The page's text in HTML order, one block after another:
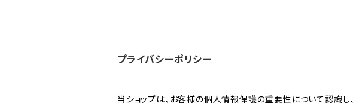
プライバシーポリシー
当ショップは、お客様の個人情報保護の重要性について認識し